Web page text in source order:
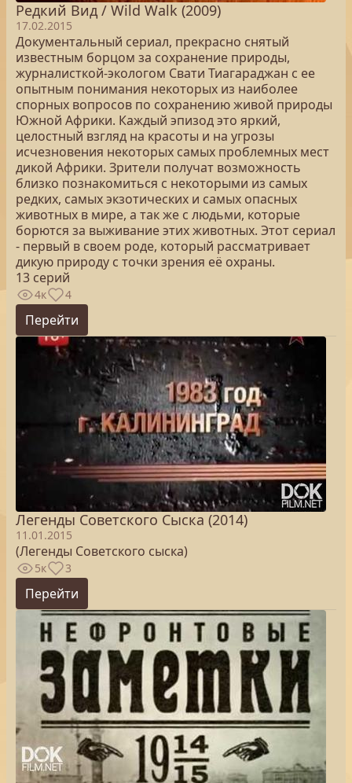
Редкий Вид / Wild Walk (2009)
17.02.2015
Документальный сериал, прекрасно снятый
известным борцом за сохранение природы,
журналисткой-экологом Свати Тиагараджан с ее
опытным понимания некоторых из наиболее
спорных вопросов по сохранению живой природы
Южной Африки. Каждый эпизод это яркий,
целостный взгляд на красоты и на угрозы
исчезновения некоторых самых проблемных мест
дикой Африки. Зрители получат возможность
близко познакомиться с некоторыми из самых
редких, самых экзотических и самых опасных
животных в мире, а так же с людьми, которые
борются за выживание этих животных. Этот сериал
- первый в своем роде, который рассматривает
дикую природу с точки зрения её охраны.
13 серий
4к 4
Перейти
Легенды Советского Сыска (2014)
11.01.2015
(Легенды Советского сыска)
5к 3
Перейти